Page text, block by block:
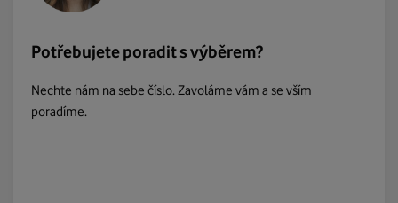
Potřebujete poradit s výběrem?
Nechte nám na sebe číslo. Zavoláme vám a se vším
poradíme.